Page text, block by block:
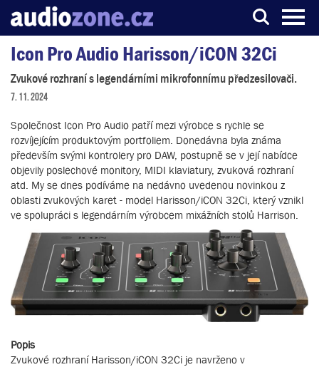
Server o digitálním zpracování zvuku
Icon Pro Audio Harisson/iCON 32Ci
Zvukové rozhraní s legendárními mikrofonnímu předzesilovači.
7. 11. 2024
Společnost Icon Pro Audio patří mezi výrobce s rychle se
rozvíjejícím produktovým portfoliem. Donedávna byla známa
především svými kontrolery pro DAW, postupně se v její nabídce
objevily poslechové monitory, MIDI klaviatury, zvuková rozhraní
atd. My se dnes podíváme na nedávno uvedenou novinkou z
oblasti zvukových karet - model Harisson/iCON 32Ci, který vznikl
ve spolupráci s legendárním výrobcem mixážních stolů Harrison.
Popis
Zvukové rozhraní Harisson/iCON 32Ci je navrženo v